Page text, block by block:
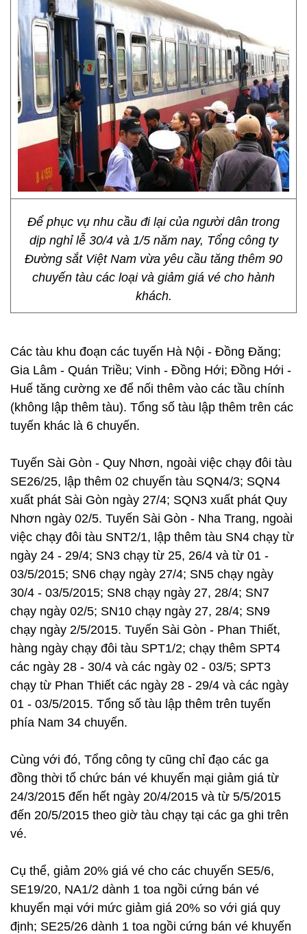
Để phục vụ nhu cầu đi lại của người dân trong
dịp nghỉ lễ 30/4 và 1/5 năm nay, Tổng công ty
Đường sắt Việt Nam vừa yêu cầu tăng thêm 90
chuyến tàu các loại và giảm giá vé cho hành
khách.
Các tàu khu đoạn các tuyến Hà Nội - Đồng Đăng;
Gia Lâm - Quán Triều; Vinh - Đồng Hới; Đồng Hới -
Huế tăng cường xe để nối thêm vào các tầu chính
(không lập thêm tàu). Tổng số tàu lập thêm trên các
tuyến khác là 6 chuyến.
Tuyến Sài Gòn - Quy Nhơn, ngoài việc chạy đôi tàu
SE26/25, lập thêm 02 chuyến tàu SQN4/3; SQN4
xuất phát Sài Gòn ngày 27/4; SQN3 xuất phát Quy
Nhơn ngày 02/5. Tuyến Sài Gòn - Nha Trang, ngoài
việc chạy đôi tàu SNT2/1, lập thêm tàu SN4 chạy từ
ngày 24 - 29/4; SN3 chạy từ 25, 26/4 và từ 01 -
03/5/2015; SN6 chạy ngày 27/4; SN5 chạy ngày
30/4 - 03/5/2015; SN8 chạy ngày 27, 28/4; SN7
chạy ngày 02/5; SN10 chạy ngày 27, 28/4; SN9
chạy ngày 2/5/2015. Tuyến Sài Gòn - Phan Thiết,
hàng ngày chạy đôi tàu SPT1/2; chạy thêm SPT4
các ngày 28 - 30/4 và các ngày 02 - 03/5; SPT3
chạy từ Phan Thiết các ngày 28 - 29/4 và các ngày
01 - 03/5/2015. Tổng số tàu lập thêm trên tuyến
phía Nam 34 chuyến.
Cùng với đó, Tổng công ty cũng chỉ đạo các ga
đồng thời tổ chức bán vé khuyến mại giảm giá từ
24/3/2015 đến hết ngày 20/4/2015 và từ 5/5/2015
đến 20/5/2015 theo giờ tàu chạy tại các ga ghi trên
vé.
Cụ thể, giảm 20% giá vé cho các chuyến SE5/6,
SE19/20, NA1/2 dành 1 toa ngồi cứng bán vé
khuyến mại với mức giảm giá 20% so với giá quy
định; SE25/26 dành 1 toa ngồi cứng bán vé khuyến